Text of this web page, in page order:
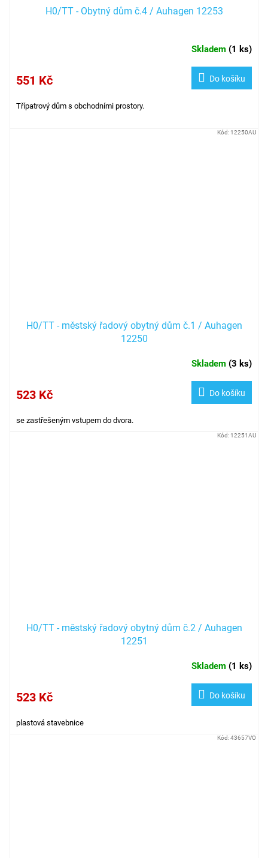
H0/TT - Obytný dům č.4 / Auhagen 12253
Skladem (1 ks)
551 Kč Do košíku
Třípatrový dům s obchodními prostory.
H0/TT - městský řadový obytný dům č.1 / Auhagen
12250
Skladem (3 ks)
523 Kč Do košíku
se zastřešeným vstupem do dvora.
Kód: 12250AU
H0/TT - městský řadový obytný dům č.2 / Auhagen
12251
Skladem (1 ks)
523 Kč Do košíku
plastová stavebnice
Kód: 12251AU
Kód:43657VO